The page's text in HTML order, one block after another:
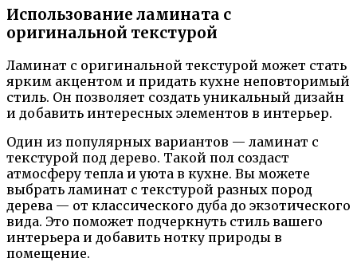
Использование ламината с
оригинальной текстурой
Ламинат с оригинальной текстурой может стать
ярким акцентом и придать кухне неповторимый
стиль. Он позволяет создать уникальный дизайн
и добавить интересных элементов в интерьер.
Один из популярных вариантов — ламинат с
текстурой под дерево. Такой пол создаст
атмосферу тепла и уюта в кухне. Вы можете
выбрать ламинат с текстурой разных пород
дерева — от классического дуба до экзотического
вида. Это поможет подчеркнуть стиль вашего
интерьера и добавить нотку природы в
помещение.